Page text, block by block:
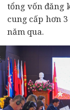
tổng vốn đăng
cung cấp hơn
năm qua.